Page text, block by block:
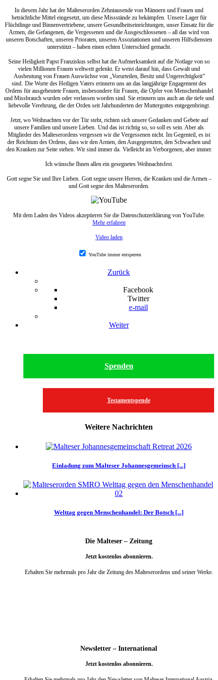
In diesem Jahr hat der Malteserorden Zehntausende von Männern und Frauen und
beträchtliche Mittel eingesetzt, um diese Missstände zu bekämpfen. Unsere Lager für
Flüchtlinge und Binnenvertriebene, unsere Gesundheitseinrichtungen, unser Einsatz für die
Armen, die Gefangenen, die Vergessenen und die Ausgeschlossenen – all das wird von
unseren Botschaften, unseren Prioraten, unseren Assoziationen und unseren Hilfsdiensten
unterstützt – haben einen echten Unterschied gemacht.
Seine Heiligkeit Papst Franziskus selbst hat die Aufmerksamkeit auf die Notlage von so
vielen Millionen Frauen weltweit gelenkt. Er weist darauf hin, dass Gewalt und
Ausbeutung von Frauen Auswüchse von „Vorurteilen, Besitz und Ungerechtigkeit“
sind. Die Worte des Heiligen Vaters erinnern uns an das langjährige Engagement des
Ordens für ausgebeutete Frauen, insbesondere für Frauen, die Opfer von Menschenhandel
und Missbrauch wurden oder verlassen worden sind. Sie erinnern uns auch an die tiefe und
liebevolle Verehrung, die der Orden seit Jahrhunderten der Muttergottes entgegenbringt.
Jetzt, wo Weihnachten vor der Tür steht, richten sich unsere Gedanken und Gebete auf
unsere Familien und unsere Lieben. Und das ist richtig so, so soll es sein. Aber als
Mitglieder des Malteserordens vergessen wir die Vergessenen nicht. Im Gegenteil, es ist
der Reichtum des Ordens, dass wir den Armen, den Ausgegrenzten, den Schwachen und
den Kranken zur Seite stehen. Wir sind immer da. Vielleicht im Verborgenen, aber immer.
Ich wünsche Ihnen allen ein gesegnetes Weihnachtsfest.
Gott segne Sie und Ihre Lieben. Gott segne unsere Herren, die Kranken und die Armen –
und Gott segne den Malteserorden.
Mit dem Laden des Videos akzeptieren Sie die Datenschutzerklärung von YouTube.
Mehr erfahren
Video laden
YouTube immer entsperren
Zurück
Facebook
Twitter
e-mail
Weiter
Spenden
Testamentspende
Weitere Nachrichten
Einladung zum Malteser Johannesgemeinsch [...]
Welttag gegen Menschenhandel: Der Botsch [...]
Die Malteser – Zeitung
Jetzt kostenlos abonnieren.
Erhalten Sie mehrmals pro Jahr die Zeitung des Malteserordens und seiner Werke.
Newsletter – International
Jetzt kostenlos abonnieren.